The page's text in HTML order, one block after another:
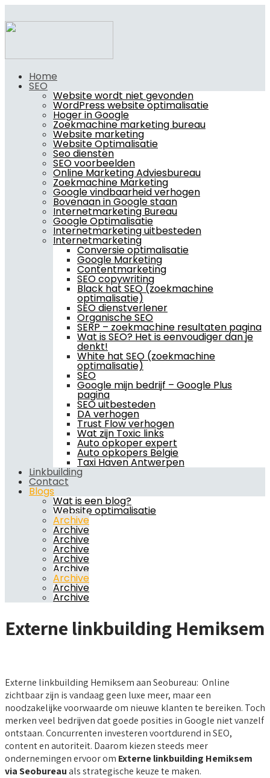
Home
SEO
Website wordt niet gevonden
WordPress website optimalisatie
Hoger in Google
Zoekmachine marketing bureau
Website marketing
Website Optimalisatie
Seo diensten
SEO voorbeelden
Online Marketing Adviesbureau
Zoekmachine Marketing
Google vindbaarheid verhogen
Bovenaan in Google staan
Internetmarketing Bureau
Google Optimalisatie
Internetmarketing uitbesteden
Internetmarketing
Conversie optimalisatie
Google Marketing
Contentmarketing
SEO copywriting
Black hat SEO (zoekmachine
optimalisatie)
SEO dienstverlener
Organische SEO
SERP – zoekmachine resultaten pagina
Wat is SEO? Het is eenvoudiger dan je
denkt!
White hat SEO (zoekmachine
optimalisatie)
SEO
Google mijn bedrijf – Google Plus
pagina
SEO uitbesteden
DA verhogen
Trust Flow verhogen
Wat zijn Toxic links
Auto opkoper expert
Auto opkopers Belgie
Taxi Haven Antwerpen
Linkbuilding
Contact
Blogs
Wat is een blog?
Website optimalisatie
Archive
Archive
Archive
Archive
Archive
Archive
Archive
Archive
Archive
Externe linkbuilding Hemiksem
Externe linkbuilding Hemiksem aan Seobureau: Online
zichtbaar zijn is vandaag geen luxe meer, maar een
noodzakelijke voorwaarde om nieuwe klanten te bereiken. Toch
merken veel bedrijven dat goede posities in Google niet vanzelf
ontstaan. Concurrenten investeren voortdurend in SEO,
content en autoriteit. Daarom kiezen steeds meer
ondernemingen ervoor om Externe linkbuilding Hemiksem
via Seobureauals strategische keuze te maken.